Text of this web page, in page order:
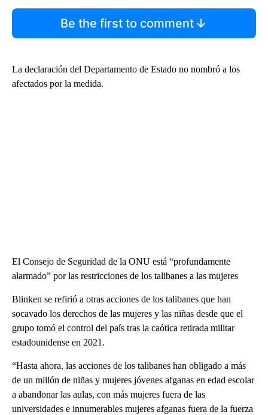
Be the first to comment
La declaración del Departamento de Estado no nombró a los
afectados por la medida.
El Consejo de Seguridad de la ONU está “profundamente
alarmado” por las restricciones de los talibanes a las mujeres
Blinken se refirió a otras acciones de los talibanes que han
socavado los derechos de las mujeres y las niñas desde que el
grupo tomó el control del país tras la caótica retirada militar
estadounidense en 2021.
“Hasta ahora, las acciones de los talibanes han obligado a más
de un millón de niñas y mujeres jóvenes afganas en edad escolar
a abandonar las aulas, con más mujeres fuera de las
universidades e innumerables mujeres afganas fuera de la fuerza